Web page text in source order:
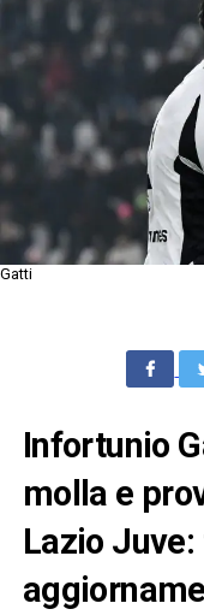
Gatti
Infortunio
molla e
Lazio